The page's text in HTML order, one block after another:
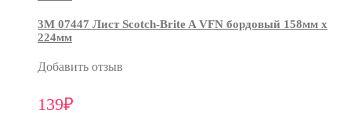
3М 07447 Лист Scotch-Brite A VFN бордовый 158мм х
224мм
Добавить отзыв
139₽